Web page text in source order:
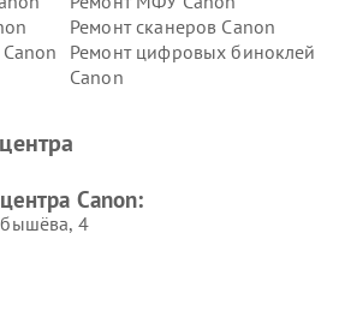
Ремонт сканеров Canon
Ремонт цифровых биноклей
Canon
Canon:
4